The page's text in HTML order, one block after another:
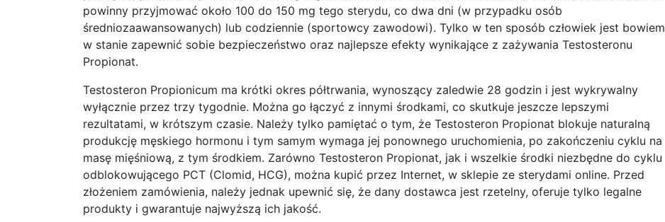
powinny przyjmować około 100 do 150 mg tego sterydu, co dwa dni (w przypadku osób
średniozaawansowanych) lub codziennie (sportowcy zawodowi). Tylko w ten sposób człowiek jest bowiem
w stanie zapewnić sobie bezpieczeństwo oraz najlepsze efekty wynikające z zażywania Testosteronu
Propionat.
Testosteron Propionicum ma krótki okres półtrwania, wynoszący zaledwie 28 godzin i jest wykrywalny
wyłącznie przez trzy tygodnie. Można go łączyć z innymi środkami, co skutkuje jeszcze lepszymi
rezultatami, w krótszym czasie. Należy tylko pamiętać o tym, że Testosteron Propionat blokuje naturalną
produkcję męskiego hormonu i tym samym wymaga jej ponownego uruchomienia, po zakończeniu cyklu na
masę mięśniową, z tym środkiem. Zarówno Testosteron Propionat, jak i wszelkie środki niezbędne do cyklu
odblokowującego PCT (Clomid, HCG), można kupić przez Internet, w sklepie ze sterydami online. Przed
złożeniem zamówienia, należy jednak upewnić się, że dany dostawca jest rzetelny, oferuje tylko legalne
produkty i gwarantuje najwyższą ich jakość.